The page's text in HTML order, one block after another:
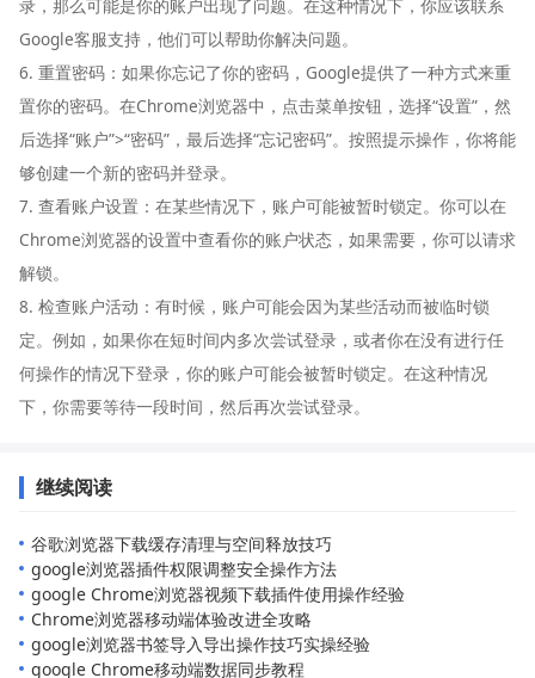
录，那么可能是你的账户出现了问题。在这种情况下，你应该联系
Google客服支持，他们可以帮助你解决问题。
6. 重置密码：如果你忘记了你的密码，Google提供了一种方式来重
置你的密码。在Chrome浏览器中，点击菜单按钮，选择“设置”，然
后选择“账户”>“密码”，最后选择“忘记密码”。按照提示操作，你将能
够创建一个新的密码并登录。
7. 查看账户设置：在某些情况下，账户可能被暂时锁定。你可以在
Chrome浏览器的设置中查看你的账户状态，如果需要，你可以请求
解锁。
8. 检查账户活动：有时候，账户可能会因为某些活动而被临时锁
定。例如，如果你在短时间内多次尝试登录，或者你在没有进行任
何操作的情况下登录，你的账户可能会被暂时锁定。在这种情况
下，你需要等待一段时间，然后再次尝试登录。
继续阅读
谷歌浏览器下载缓存清理与空间释放技巧
google浏览器插件权限调整安全操作方法
google Chrome浏览器视频下载插件使用操作经验
Chrome浏览器移动端体验改进全攻略
google浏览器书签导入导出操作技巧实操经验
google Chrome移动端数据同步教程